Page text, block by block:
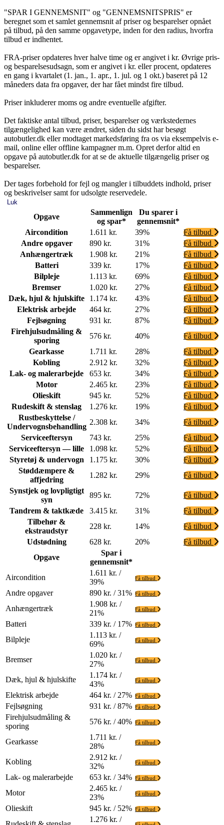
"SPAR I GENNEMSNIT" og "GENNEMSNITSPRIS" er
beregnet som et samlet gennemsnit af priser og besparelser opnået
på tilbud, på den samme opgavetype, inden for den radius, hvorfra
tilbud er indhentet.
FRA-priser opdateres hver halve time og er angivet i kr. Øvrige pris-
og besparelsesudsagn, som er angivet i kr. eller procent, opdateres
en gang i kvartalet (1. jan., 1. apr., 1. jul. og 1 okt.) baseret på 12
måneders data fra opgaver, der har fået mindst fire tilbud.
Priser inkluderer moms og andre eventuelle afgifter.
Det faktiske antal tilbud, priser, besparelser og værkstedernes
tilgængelighed kan være ændret, siden du sidst har besøgt
autobutler.dk eller modtaget markedsføring fra os via eksempelvis e-
mail, online eller offline kampagner m.m. Opret derfor altid en
opgave på autobutler.dk for at se de aktuelle tilgængelig priser og
besparelser.
Der tages forbehold for fejl og mangler i tilbuddets indhold, priser
og beskrivelser samt for udsolgte reservedele.
Luk
Opgave
Sammenlign
og spar*
Du sparer i
gennemsnit*
Aircondition
1.611 kr. 39%
Få tilbud
Andre opgaver
890 kr. 31%
Få tilbud
Anhængertræk
1.908 kr. 21%
Få tilbud
Batteri
339 kr. 17%
Få tilbud
Bilpleje
1.113 kr. 69%
Få tilbud
Bremser
1.020 kr. 27%
Få tilbud
Dæk, hjul & hjulskifte
1.174 kr. 43%
Få tilbud
Elektrisk arbejde
464 kr. 27%
Få tilbud
Fejlsøgning
931 kr. 87%
Få tilbud
Firehjulsudmåling &
sporing
576 kr. 40%
Få tilbud
Gearkasse
1.711 kr. 28%
Få tilbud
Kobling
2.912 kr. 32%
Få tilbud
Lak- og malerarbejde
653 kr. 34%
Få tilbud
Motor
2.465 kr. 23%
Få tilbud
Olieskift
945 kr. 52%
Få tilbud
Rudeskift & stenslag
1.276 kr. 19%
Få tilbud
Rustbeskyttelse /
Undervognsbehandling
2.308 kr. 34%
Få tilbud
Serviceeftersyn
743 kr. 25%
Få tilbud
Serviceeftersyn — lille
1.098 kr. 52%
Få tilbud
Styretøj & undervogn
1.175 kr. 30%
Få tilbud
Støddæmpere &
affjedring
1.282 kr. 29%
Få tilbud
Synstjek og lovpligtigt
syn
895 kr. 72%
Få tilbud
Tandrem & taktkæde
3.415 kr. 31%
Få tilbud
Tilbehør &
ekstraudstyr
228 kr. 14%
Få tilbud
Udstødning
628 kr. 20%
Få tilbud
Opgave
Spar i
gennemsnit*
Aircondition
1.611 kr. /
39%
Få tilbud
Andre opgaver 890 kr. / 31% Få tilbud
Anhængertræk
1.908 kr. /
21%
Få tilbud
Batteri 339 kr. / 17% Få tilbud
Bilpleje
1.113 kr. /
69%
Få tilbud
Bremser
1.020 kr. /
27%
Få tilbud
Dæk, hjul & hjulskifte
1.174 kr. /
43%
Få tilbud
Elektrisk arbejde 464 kr. / 27% Få tilbud
Fejlsøgning 931 kr. / 87% Få tilbud
Firehjulsudmåling &
sporing
576 kr. / 40% Få tilbud
Gearkasse
1.711 kr. /
28%
Få tilbud
Kobling
2.912 kr. /
32%
Få tilbud
Lak- og malerarbejde 653 kr. / 34% Få tilbud
Motor
2.465 kr. /
23%
Få tilbud
Olieskift 945 kr. / 52% Få tilbud
1.276 kr. /